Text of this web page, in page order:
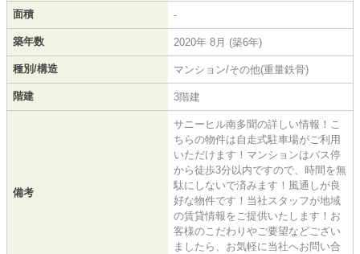
面積 -
築年数 2020年 8月 (築6年)
種別/構造 マンション/その他(重量鉄骨)
階建 3階建
備考
サニーヒル南多聞の詳しい情報！こ
ちらの物件は自走式駐車場がご利用
いただけます！マンションはバス停
から徒歩3分以内ですので、時間を無
駄にしないで済みます！風通しが良
好な物件です！当社スタッフが地域
の賃貸情報をご提供いたします！お
客様のこだわりやご要望などござい
ましたら、お気軽に当社へお問い合